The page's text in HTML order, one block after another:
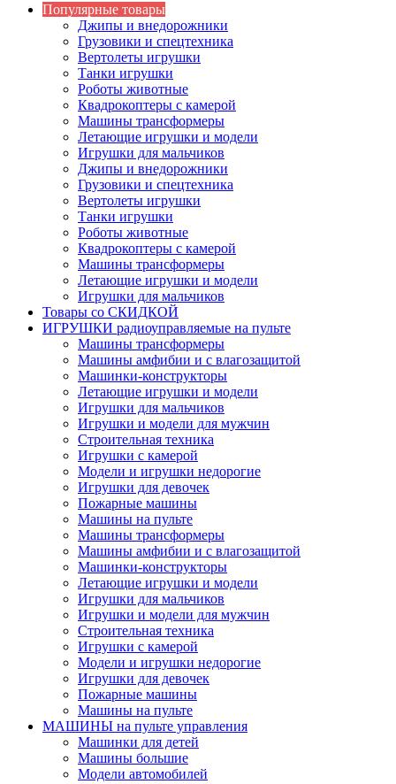
Популярные товары
Джипы и внедорожники
Грузовики и спецтехника
Вертолеты игрушки
Танки игрушки
Роботы животные
Квадрокоптеры с камерой
Машины трансформеры
Летающие игрушки и модели
Игрушки для мальчиков
Джипы и внедорожники
Грузовики и спецтехника
Вертолеты игрушки
Танки игрушки
Роботы животные
Квадрокоптеры с камерой
Машины трансформеры
Летающие игрушки и модели
Игрушки для мальчиков
Товары со СКИДКОЙ
ИГРУШКИ радиоуправляемые на пульте
Машины трансформеры
Машины амфибии и с влагозащитой
Машинки-конструкторы
Летающие игрушки и модели
Игрушки для мальчиков
Игрушки и модели для мужчин
Строительная техника
Игрушки с камерой
Модели и игрушки недорогие
Игрушки для девочек
Пожарные машины
Машины на пульте
Машины трансформеры
Машины амфибии и с влагозащитой
Машинки-конструкторы
Летающие игрушки и модели
Игрушки для мальчиков
Игрушки и модели для мужчин
Строительная техника
Игрушки с камерой
Модели и игрушки недорогие
Игрушки для девочек
Пожарные машины
Машины на пульте
МАШИНЫ на пульте управления
Машинки для детей
Машины большие
Модели автомобилей